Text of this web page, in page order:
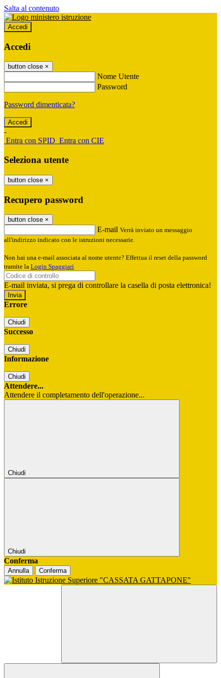
Salta al contenuto
Accedi
Accedi
button close ×
Nome Utente
Password
Password dimenticata?
-
Entra con SPID Entra con CIE
Seleziona utente
button close ×
Recupero password
button close ×
E-mail Verrà inviato un messaggio
all'indirizzo indicato con le istruzioni necessarie.
Non hai una e-mail associata al nome utente? Effettua il reset della password
tramite la Login Spaggiari
E-mail inviata, si prega di controllare la casella di posta elettronica!
Errore
Chiudi
Successo
Chiudi
Informazione
Chiudi
Attendere...
Attendere il completamento dell'operazione...
Chiudi
Chiudi
Conferma
Annulla Conferma